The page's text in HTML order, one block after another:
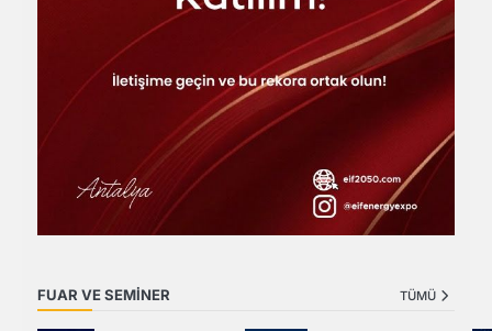
FUAR VE SEMİNER TÜMÜ